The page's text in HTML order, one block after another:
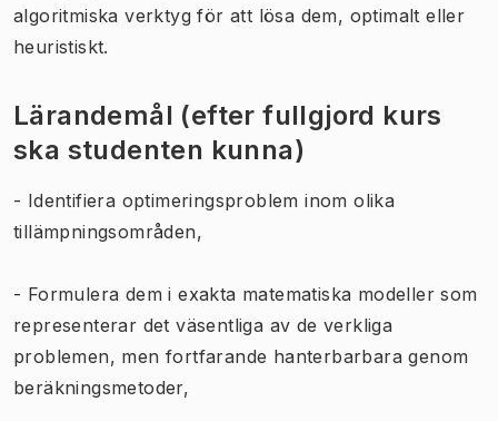
algoritmiska verktyg för att lösa dem, optimalt eller
heuristiskt.
Lärandemål (efter fullgjord kurs
ska studenten kunna)
- Identifiera optimeringsproblem inom olika
tillämpningsområden,
- Formulera dem i exakta matematiska modeller som
representerar det väsentliga av de verkliga
problemen, men fortfarande hanterbarbara genom
beräkningsmetoder,